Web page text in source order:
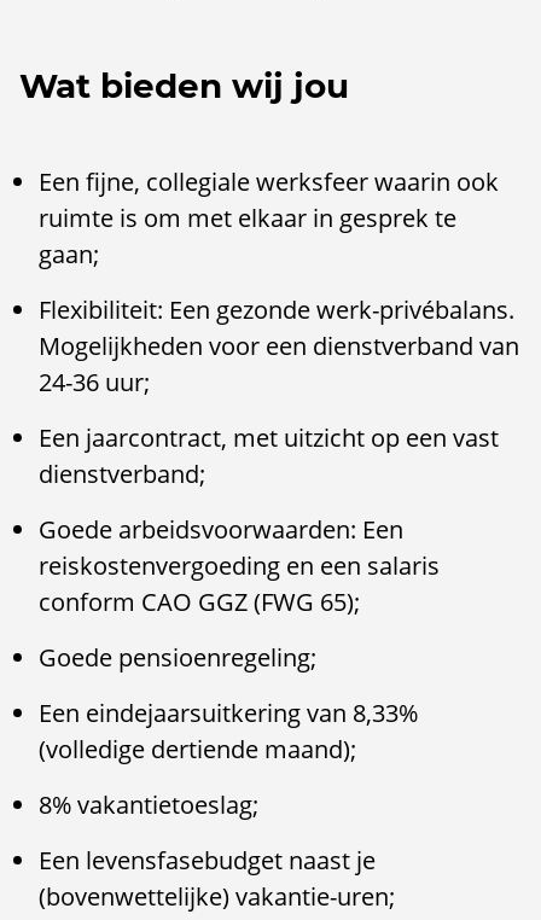
Wat bieden wij jou
Een fijne, collegiale werksfeer waarin ook
ruimte is om met elkaar in gesprek te
gaan;
Flexibiliteit: Een gezonde werk-privébalans.
Mogelijkheden voor een dienstverband van
24-36 uur;
Een jaarcontract, met uitzicht op een vast
dienstverband;
Goede arbeidsvoorwaarden: Een
reiskostenvergoeding en een salaris
conform CAO GGZ (FWG 65);
Goede pensioenregeling;
Een eindejaarsuitkering van 8,33%
(volledige dertiende maand);
8% vakantietoeslag;
Een levensfasebudget naast je
(bovenwettelijke) vakantie-uren;